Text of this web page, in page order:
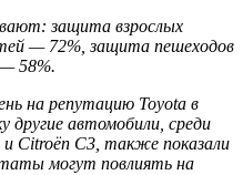
защита взрослых
— 72%, защита пешеходов
58%.
на репутацию Toyota в
другие автомобили, среди
Citroën C3, также показали
могут повлиять на